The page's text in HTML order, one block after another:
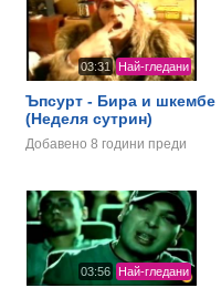
03:31 Най-гледани
Ъпсурт - Бира и шкембе
(Неделя сутрин)
Добавено 8 години преди
03:56 Най-гледани